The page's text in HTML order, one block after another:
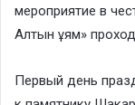
мероприятие в
Алтын ұям»
Первый день